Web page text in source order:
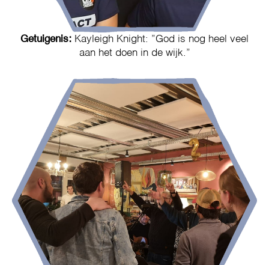
Getuigenis: Kayleigh Knight: ”God is nog heel veel
aan het doen in de wijk.”